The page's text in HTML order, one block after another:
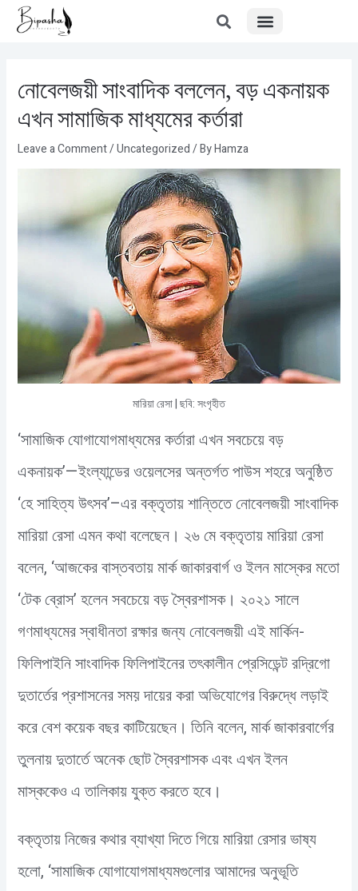
Skip
নোবেলজয়ী সাংবাদিক বললেন, বড় একনায়ক
এখন সামাজিক মাধ্যমের কর্তারা
Leave a Comment/Uncategorized/ ByHamza
মারিয়া রেসা | ছবি: সংগৃহীত
‘সামাজিক যোগাযোগমাধ্যমের কর্তারা এখন সবচেয়ে বড়
একনায়ক’—ইংল্যান্ডের ওয়েলসের অন্তর্গত পাউস শহরে অনুষ্ঠিত
‘হে সাহিত্য উৎসব’–এর বক্তৃতায় শান্তিতে নোবেলজয়ী সাংবাদিক
মারিয়া রেসা এমন কথা বলেছেন। ২৬ মে বক্তৃতায় মারিয়া রেসা
বলেন, ‘আজকের বাস্তবতায় মার্ক জাকারবার্গ ও ইলন মাস্কের মতো
‘টেক ব্রোস’ হলেন সবচেয়ে বড় স্বৈরশাসক। ২০২১ সালে
গণমাধ্যমের স্বাধীনতা রক্ষার জন্য নোবেলজয়ী এই মার্কিন-
ফিলিপাইনি সাংবাদিক ফিলিপাইনের তৎকালীন প্রেসিডেন্ট রদ্রিগো
দুতার্তের প্রশাসনের সময় দায়ের করা অভিযোগের বিরুদ্ধে লড়াই
করে বেশ কয়েক বছর কাটিয়েছেন। তিনি বলেন, মার্ক জাকারবার্গের
তুলনায় দুতার্তে অনেক ছোট স্বৈরশাসক এবং এখন ইলন
মাস্ককেও এ তালিকায় যুক্ত করতে হবে।
বক্তৃতায় নিজের কথার ব্যাখ্যা দিতে গিয়ে মারিয়া রেসার ভাষ্য
হলো, ‘সামাজিক যোগাযোগমাধ্যমগুলোর আমাদের অনুভূতি
Post
navigation